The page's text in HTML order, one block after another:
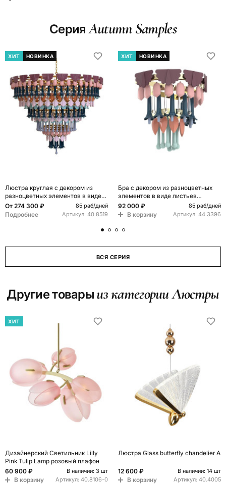
СерияAutumn Samples
ХИТ НОВИНКА
Люстра круглая с декором из
разноцветных элементов в виде
листьев Changing Seasons
От 274 300 ₽ 85 раб/дней
Подробнее Артикул: 40.8519
ХИТ НОВИНКА
Бра с декором из разноцветных
элементов в виде листьев
Changing Seasons
92 000 ₽ 85 раб/дней
В корзину Артикул: 44.3396
ВСЯ СЕРИЯ
Другие товары из категории Люстры
ХИТ
Дизайнерский Светильник Lilly
Pink Tulip Lamp розовый плафон
60 900 ₽
В наличии: 3 шт
В корзину Артикул: 40.8106-0
Люстра Glass butterfly chandelier A
12 600 ₽ В наличии: 14 шт
В корзину Артикул: 40.4005